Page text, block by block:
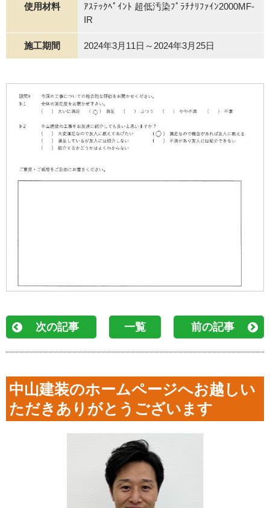
使用材料
ｱｽﾃｯｸﾍﾟｲﾝﾄ 超低汚染ﾌﾟﾗﾁﾅﾘﾌｧｲﾝ2000MF-
IR
施工期間 2024年3月11日～2024年3月25日
次の記事 一覧 前の記事
中山建装のホームページへお越しい
ただきありがとうございます